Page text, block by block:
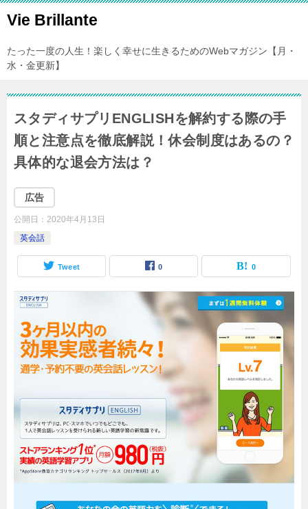
Vie Brillante
たった一度の人生！楽しく幸せに生きるためのWebマガジン【月・
水・金更新】
スタディサプリENGLISHを解約する際の手
順と注意点を徹底解説！休会制度はあるの？
具体的な退会方法は？
広告
公開日： 2020年4月13日
英会話
Tweet 0 0